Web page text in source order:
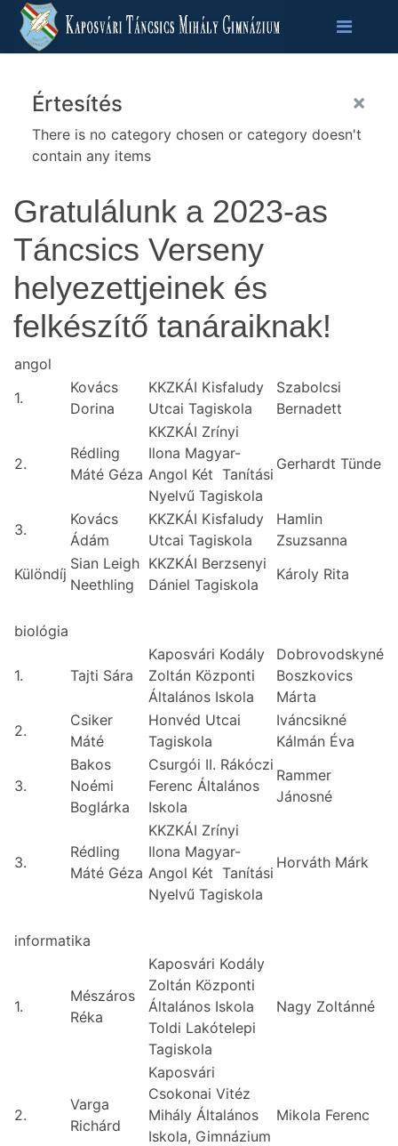
×
Értesítés
There is no category chosen or category doesn't
contain any items
Gratulálunk a 2023-as
Táncsics Verseny
helyezettjeinek és
felkészítő tanáraiknak!
angol
1.
Kovács
Dorina
KKZKÁI Kisfaludy
Utcai Tagiskola
Szabolcsi
Bernadett
2.
Rédling
Máté Géza
KKZKÁI Zrínyi
Ilona Magyar-
Angol Két Tanítási
Nyelvű Tagiskola
Gerhardt Tünde
3.
Kovács
Ádám
KKZKÁI Kisfaludy
Utcai Tagiskola
Hamlin
Zsuzsanna
Különdíj
Sian Leigh
Neethling
KKZKÁI Berzsenyi
Dániel Tagiskola
Károly Rita
biológia
1. Tajti Sára
Kaposvári Kodály
Zoltán Központi
Általános Iskola
Dobrovodskyné
Boszkovics
Márta
2.
Csiker
Máté
Honvéd Utcai
Tagiskola
Iváncsikné
Kálmán Éva
3.
Bakos
Noémi
Boglárka
Csurgói II. Rákóczi
Ferenc Általános
Iskola
Rammer
Jánosné
3.
Rédling
Máté Géza
KKZKÁI Zrínyi
Ilona Magyar-
Angol Két Tanítási
Nyelvű Tagiskola
Horváth Márk
informatika
1.
Mészáros
Réka
Kaposvári Kodály
Zoltán Központi
Általános Iskola
Toldi Lakótelepi
Tagiskola
Nagy Zoltánné
2.
Varga
Richárd
Kaposvári
Csokonai Vitéz
Mihály Általános
Iskola, Gimnázium
Mikola Ferenc